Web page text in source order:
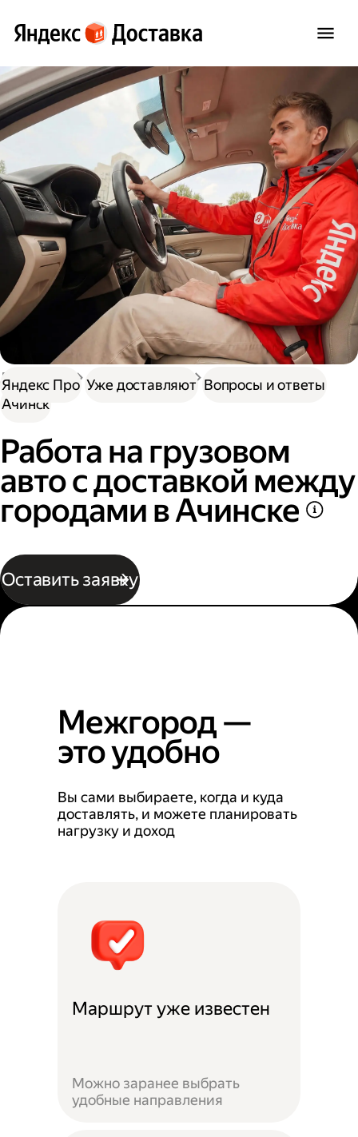
Доставка Нужна работа
Автокурьер
Ачинск
Работа на грузовом
авто с доставкой между
городами в Ачинске
Оставить заявку
Яндекс Про Уже доставляют Вопросы и ответы
Межгород —
это удобно
Вы сами выбираете, когда и куда
доставлять, и можете планировать
нагрузку и доход
Маршрут уже известен
Можно заранее выбрать
удобные направления